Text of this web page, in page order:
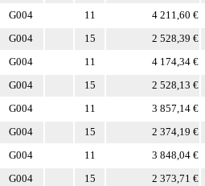
G004 11 4 211,60 €
G004 15 2 528,39 €
G004 11 4 174,34 €
G004 15 2 528,13 €
G004 11 3 857,14 €
G004 15 2 374,19 €
G004 11 3 848,04 €
G004 15 2 373,71 €